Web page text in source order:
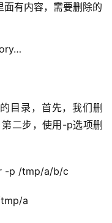
有内容，需要删除的
目录，首先，我们删
二步，使用-p选项删
-p /tmp/a/b/c
a